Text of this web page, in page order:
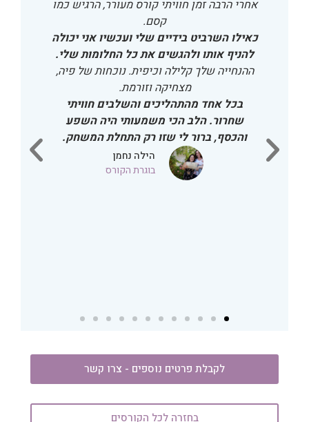
לקבל ולהרוויח כסף ולהפיץ את הידע והריפוי שלנו
בקלות.
לכן לדעתי הם קורסים משלימים,
קורס משחק החיים עובד על הבנת הייעוד והחלום הגדול
וקורס הגשמה ושפע מאפשר לחיות ולהרוויח מהייעוד
שלנו.
דרך אגב, לדעתיאין חשיבות לסדר של הקורסים.
לכן, כדי להפיק את המיטב מהקורס כדאי להרגיש ביטחון
בעבודת הדיגינג.
אחרי הרבה זמן חוויתי קורס מעורר, הרגיש כמו
קסם.
כאילו השרביט בידיים שלי ועכשיו אני יכולה
להניף אותו ולהגשים את כל החלומות שלי.
ההנחייה שלך קלילה וכיפית. נוכחות של פיה,
מצחיקה וזורמת.
בכל אחד מהתהליכים והשלבים חוויתי
שחרור. הלב הכי משמעותי היה השפע
והכסף, ברור לי שזו רק התחלת המשחק.
הילה נחמן
בוגרת הקורס
לקבלת פרטים נוספים - צרו קשר
בחזרה לכל הקורסים